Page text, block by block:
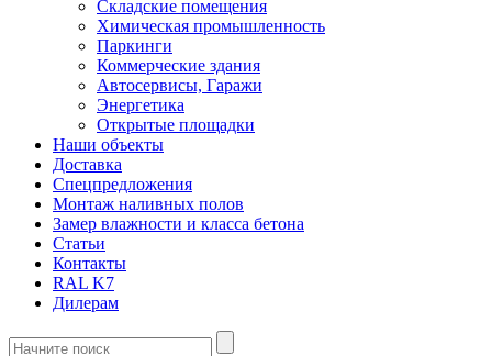
Складские помещения
Химическая промышленность
Паркинги
Коммерческие здания
Автосервисы, Гаражи
Энергетика
Открытые площадки
Наши объекты
Доставка
Спецпредложения
Монтаж наливных полов
Замер влажности и класса бетона
Статьи
Контакты
RAL K7
Дилерам